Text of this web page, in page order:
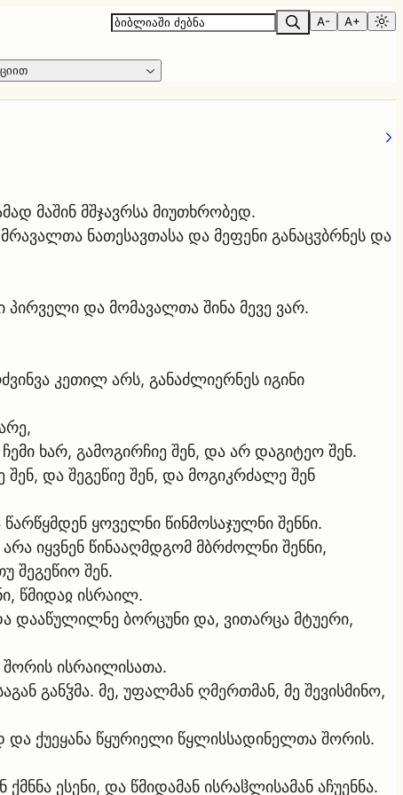
A- A+
მაშინ მშჯავრსა მიუთხრობედ.
ნათესავთასა და მეფენი განაცჳბრნეს და
პირველი და მომავალთა შინა მევე ვარ.
კეთილ არს, განაძლიერნეს იგინი
ხარ, გამოგირჩიე შენ, და არ დაგიტეო შენ.
და შეგეწიე შენ, და მოგიკრძალე შენ
ყოველნი წინმოსაჯულნი შენნი.
იყვნენ წინააღმდგომ მბრძოლნი შენნი,
შეგეწიო შენ.
წმიდაჲ ისრაილ.
დააწულილნე ბორცუნი და, ვითარცა მტუერი,
შორის ისრაილისათა.
განჴმა. მე, უფალმან ღმერთმან, მე შევისმინო,
და ქუეყანა წყურიელი წყლისსადინელთა შორის.
ესენი, და წმიდამან ისრაჱლისამან აჩუენნა.